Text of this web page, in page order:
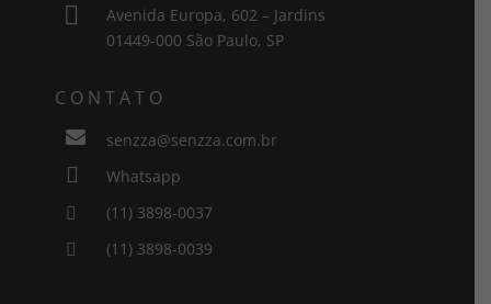

Avenida Europa, 602 – Jardins
01449-000 São Paulo, SP
CONTATO
 senzza@senzza.com.br
 Whatsapp
 (11) 3898-0037
 (11) 3898-0039